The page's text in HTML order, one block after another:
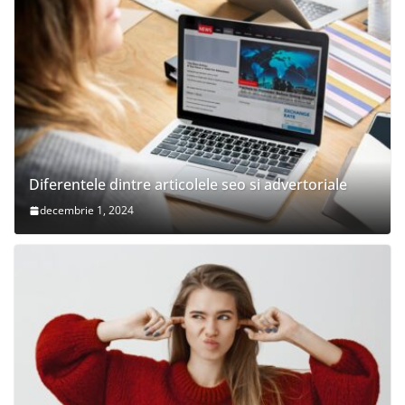
Diferentele dintre articolele seo si advertoriale
decembrie 1, 2024